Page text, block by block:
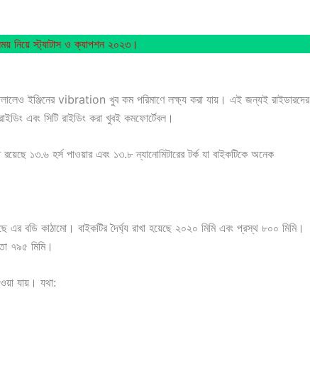
স্ট্যাটাস ও ক্যাপশন ২০২৩।
ইঞ্জিনের vibration খুব কম পরিমাণে লক্ষ্য করা যায়। এই জন্যই রাইডারদের
এবং সিটি রাইডিং করা খুবই কমফোর্টেবল।
১৩.৬ হর্স পাওয়ার এবং ১৩.৮ ন্যানোমিটারের টর্ক যা বাইকটিকে অনেক
বডি কাঠামো। বাইকটির দৈর্ঘ্য রাখা হয়েছে ২০২০ মিমি এবং প্রস্থ ৮০০ মিমি।
৭৯৫ মিমি।
যায়। যথা: